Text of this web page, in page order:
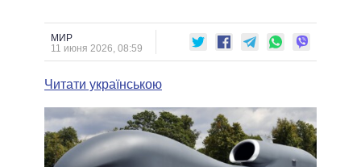
ГЛАВЫ ОБЛАДМИНИСТРАЦИЙ
МЭРЫ
ВСЕ ПЕРСОНЫ
СРАВНЕНИЕ ПОЛИТИКОВ
МИР
11 июня 2026, 08:59
Читати українською